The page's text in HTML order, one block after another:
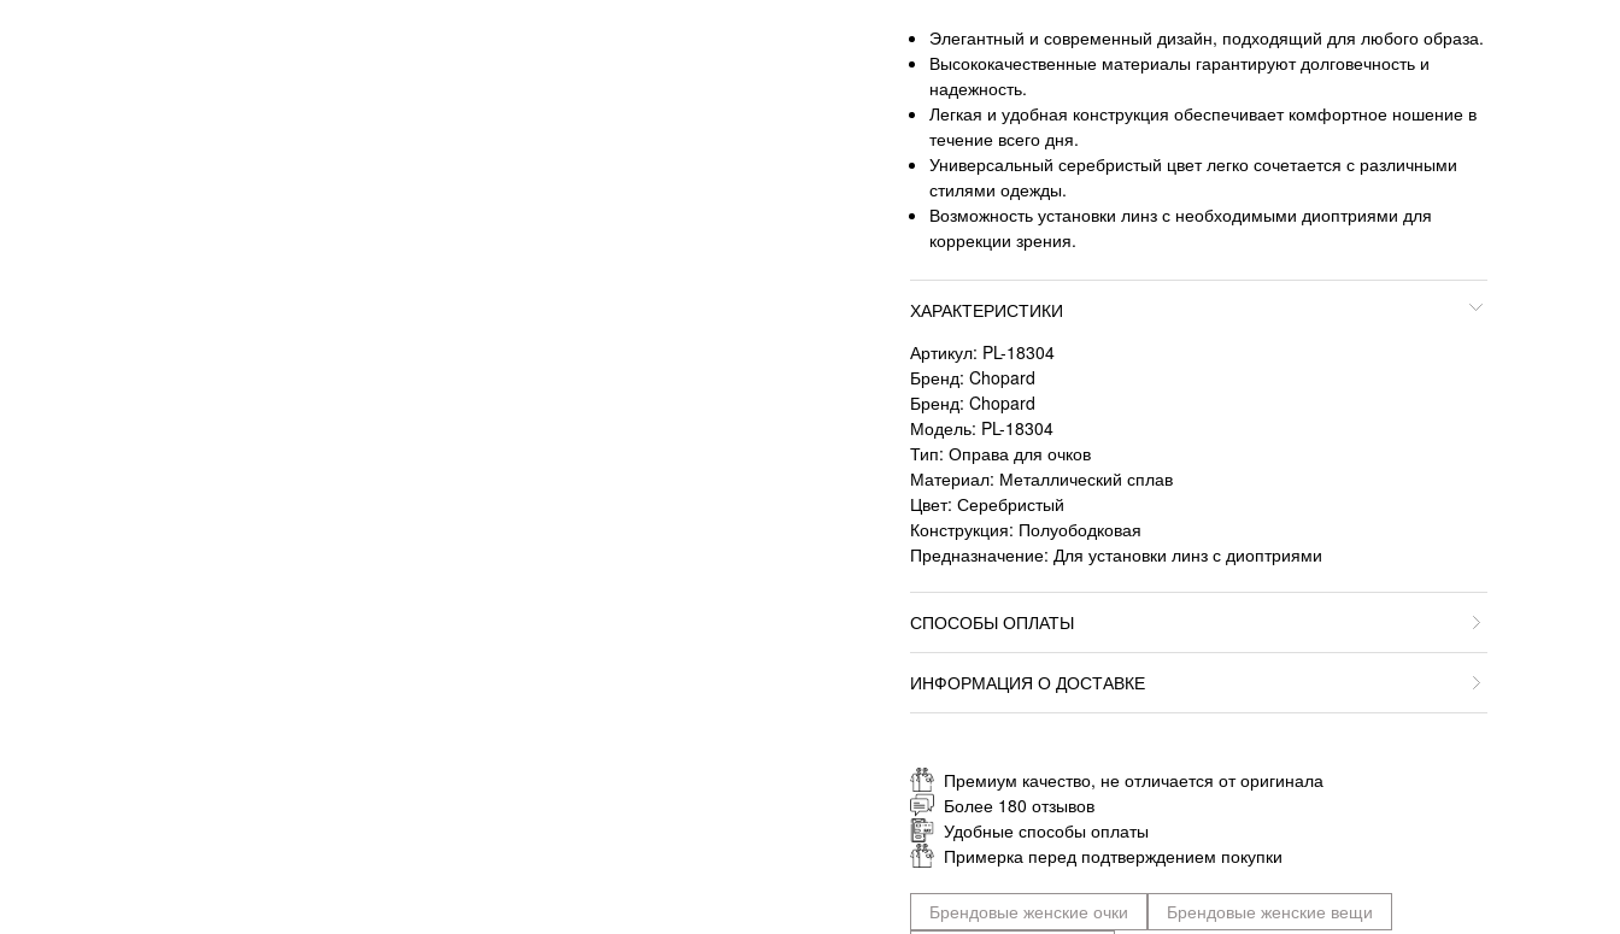
Элегантный и современный дизайн, подходящий для любого образа.
Высококачественные материалы гарантируют долговечность и
надежность.
Легкая и удобная конструкция обеспечивает комфортное ношение в
течение всего дня.
Универсальный серебристый цвет легко сочетается с различными
стилями одежды.
Возможность установки линз с необходимыми диоптриями для
коррекции зрения.
ХАРАКТЕРИСТИКИ
Артикул: PL-18304
Бренд: Chopard
Бренд: Chopard
Модель: PL-18304
Тип: Оправа для очков
Материал: Металлический сплав
Цвет: Серебристый
Конструкция: Полуободковая
Предназначение: Для установки линз с диоптриями
СПОСОБЫ ОПЛАТЫ
ИНФОРМАЦИЯ О ДОСТАВКЕ
Премиум качество, не отличается от оригинала
Более 180 отзывов
Удобные способы оплаты
Примерка перед подтверждением покупки
Брендовые женские очки
Брендовые женские вещи